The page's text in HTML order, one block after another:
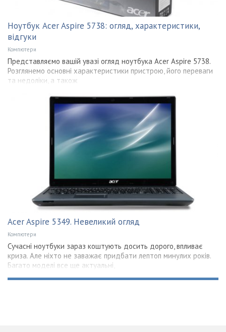
Ноутбук Acer Aspire 5738: огляд, характеристики,
відгуки
Компютери
Представляємо вашій увазі огляд ноутбука Acer Aspire 5738.
Розглянемо основні характеристики пристрою, його переваги
та недоліки, а також
Acer Aspire 5349. Невеликий огляд
Компютери
Сучасні ноутбуки зараз коштують досить дорого, впливає
криза. Але ніхто не заважає придбати лептоп минулих років.
Багато моделі все ще актуальні,